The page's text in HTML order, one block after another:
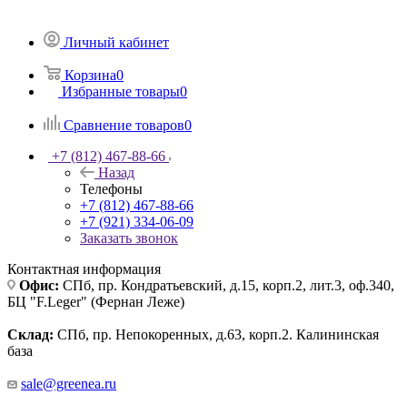
Личный кабинет
Корзина0
Избранные товары0
Сравнение товаров0
+7 (812) 467-88-66
Назад
Телефоны
+7 (812) 467-88-66
+7 (921) 334-06-09
Заказать звонок
Контактная информация
Офис: СПб, пр. Кондратьевский, д.15, корп.2, лит.3, оф.340,
БЦ "F.Leger" (Фернан Леже)
Склад: СПб, пр. Непокоренных, д.63, корп.2. Калининская
база
sale@greenea.ru